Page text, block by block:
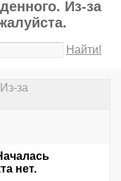
Из-за
Найти!
за
нет.